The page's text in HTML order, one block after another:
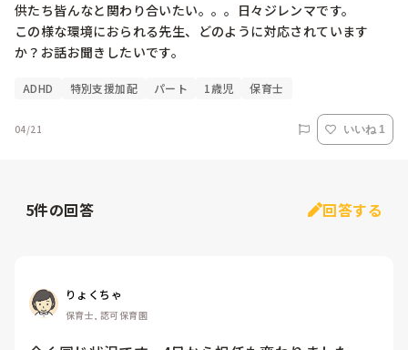
供たち皆んなと関わり合いたい。。。日々ジレンマです。
この様な環境におられる先生、どのように対応されています
か？お話お聞きしたいです。
ADHD 特別支援加配 パート 1歳児 保育士
04/21 いいね 1
5件の回答 回答する
りょくちゃ
保育士, 認可保育園